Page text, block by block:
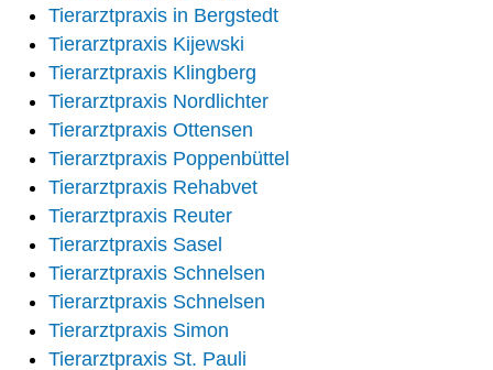
Tierarztpraxis in Bergstedt
Tierarztpraxis Kijewski
Tierarztpraxis Klingberg
Tierarztpraxis Nordlichter
Tierarztpraxis Ottensen
Tierarztpraxis Poppenbüttel
Tierarztpraxis Rehabvet
Tierarztpraxis Reuter
Tierarztpraxis Sasel
Tierarztpraxis Schnelsen
Tierarztpraxis Schnelsen
Tierarztpraxis Simon
Tierarztpraxis St. Pauli